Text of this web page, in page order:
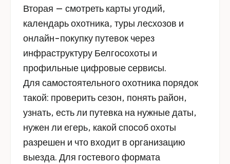
Вторая — смотреть карты угодий,
календарь охотника, туры лесхозов и
онлайн-покупку путевок через
инфраструктуру Белгосохоты и
профильные цифровые сервисы.
Для самостоятельного охотника порядок
такой: проверить сезон, понять район,
узнать, есть ли путевка на нужные даты,
нужен ли егерь, какой способ охоты
разрешен и что входит в организацию
выезда. Для гостевого формата